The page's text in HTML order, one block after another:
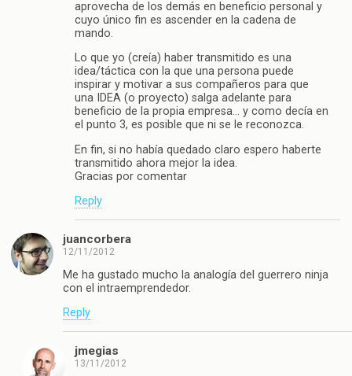
aprovecha de los demás en beneficio personal y
cuyo único fin es ascender en la cadena de
mando.
Lo que yo (creía) haber transmitido es una
idea/táctica con la que una persona puede
inspirar y motivar a sus compañeros para que
una IDEA (o proyecto) salga adelante para
beneficio de la propia empresa… y como decía en
el punto 3, es posible que ni se le reconozca.
En fin, si no había quedado claro espero haberte
transmitido ahora mejor la idea.
Gracias por comentar
Reply
juancorbera
12/11/2012
Me ha gustado mucho la analogía del guerrero ninja
con el intraemprendedor.
Reply
jmegias
13/11/2012